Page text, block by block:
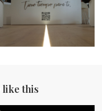
like this